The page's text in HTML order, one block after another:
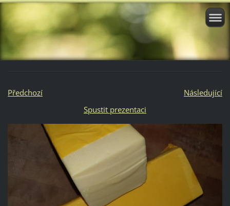
Předchozí
Následující
Spustit prezentaci